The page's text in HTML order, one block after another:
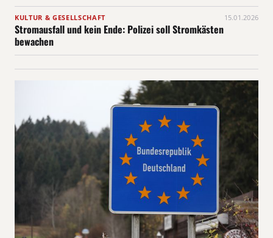
KULTUR & GESELLSCHAFT 15.01.2026
Stromausfall und kein Ende: Polizei soll Stromkästen
bewachen